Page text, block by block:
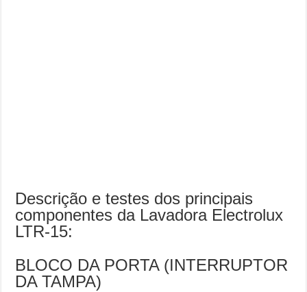
Descrição e testes dos principais
componentes da Lavadora Electrolux
LTR-15:
BLOCO DA PORTA (INTERRUPTOR
DA TAMPA)